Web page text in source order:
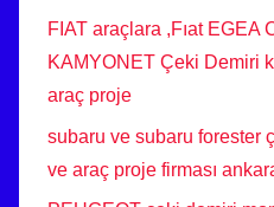
FIAT araçlara ,Fıat EGEA
KAMYONET Çeki Demiri
araç proje
subaru ve subaru forester
ve araç proje firması